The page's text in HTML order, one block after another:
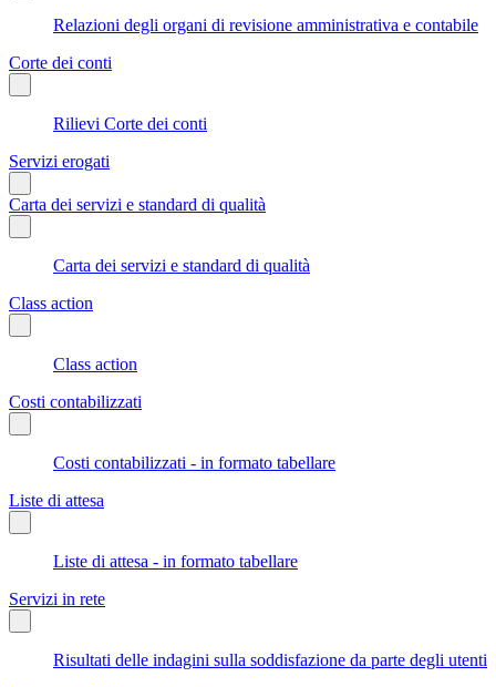
Relazioni degli organi di revisione amministrativa e contabile
Corte dei conti
Rilievi Corte dei conti
Servizi erogati
Carta dei servizi e standard di qualità
Carta dei servizi e standard di qualità
Class action
Class action
Costi contabilizzati
Costi contabilizzati - in formato tabellare
Liste di attesa
Liste di attesa - in formato tabellare
Servizi in rete
Risultati delle indagini sulla soddisfazione da parte degli utenti